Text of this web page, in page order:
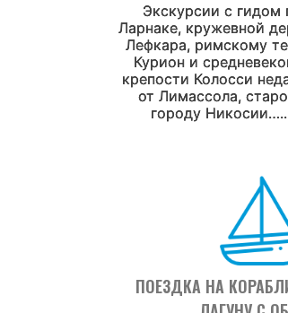
Экскурсии с гидом
Ларнаке, кружевной
Лефкара, римскому
Курион и
крепости Колосси
от Лимассола,
городу
ПОЕЗДКА НА